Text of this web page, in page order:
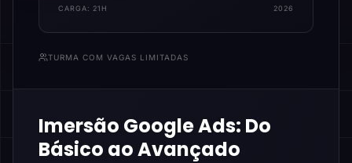
CARGA: 21H 2026
TURMA COM VAGAS LIMITADAS
Imersão Google Ads: Do
Básico ao Avançado